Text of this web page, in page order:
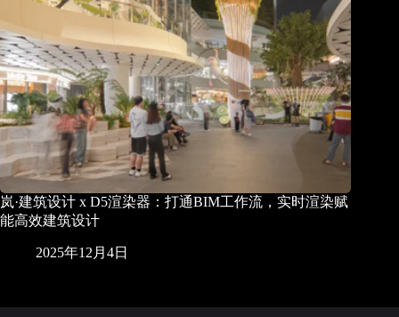
岚·建筑设计 x D5渲染器：打通BIM工作流，实时渲染赋
能高效建筑设计
2025年12月4日